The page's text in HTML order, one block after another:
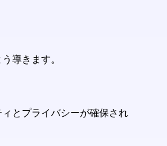
導きます。
とプライバシーが確保され